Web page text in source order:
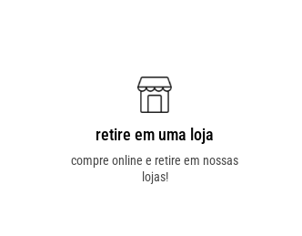
retire em uma loja
compre online e retire em nossas
lojas!